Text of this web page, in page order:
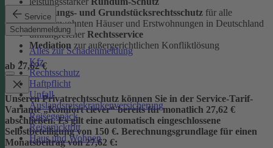
Service
Schadenmeldung
Alles zur Schadenmeldung
Kfz
Rechtsschutz
Haftpflicht
Unfall
Auslandsreisekrankenversicherung
Reisegepäck
Reiserücktritt
Haus und Wohnen
Wohnungs- und Grundstücksrechtsschutz für alle
selbstbewohnten Häuser und Erstwohnungen in Deutschland
umfangreicher Rechtsservice
Mediation zur außergerichtlichen Konfliktlösung
ab 27,62 €
Unseren Privatrechtsschutz können Sie in der Service-Tarif-
Variante „Komfort clever“ bereits für monatlich 27,62 €
abschließen. Es gilt eine automatisch eingeschlossene
Selbstbeteiligung von 150 €. Berechnungsgrundlage für einen
Monatsbeitrag von 27,62 €: